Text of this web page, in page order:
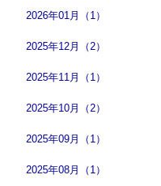
2026年01月（1）
2025年12月（2）
2025年11月（1）
2025年10月（2）
2025年09月（1）
2025年08月（1）